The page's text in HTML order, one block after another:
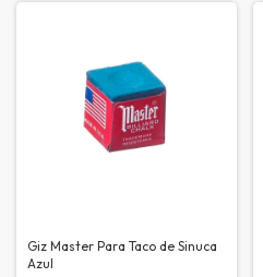
Giz Master Para Taco de Sinuca
Azul